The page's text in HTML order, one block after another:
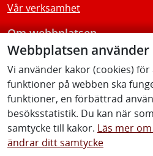
Webbplatsen
Vi använder kakor (cookies)
funktioner på webben ska
funktioner, en förbättrad
besöksstatistik. Du kan när
samtycke till kakor. Läs mer
ändrar ditt samtycke
Vår verksamhet
Om webbplatsen
Tillgänglighetsredogörelse
Följ oss
Facebook Youtube